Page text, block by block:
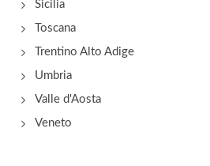
Sicilia
Toscana
Trentino Alto Adige
Umbria
Valle d'Aosta
Veneto